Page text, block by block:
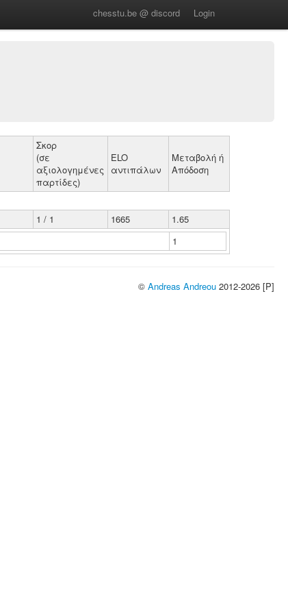
chesstu.be @ discord Login
Σκορ
(σε
αξιολογημένες
παρτίδες)
ELO
αντιπάλων
Μεταβολή ή
Απόδοση
1 / 1 1665
1.65
1
© Andreas Andreou 2012-2026 [P]